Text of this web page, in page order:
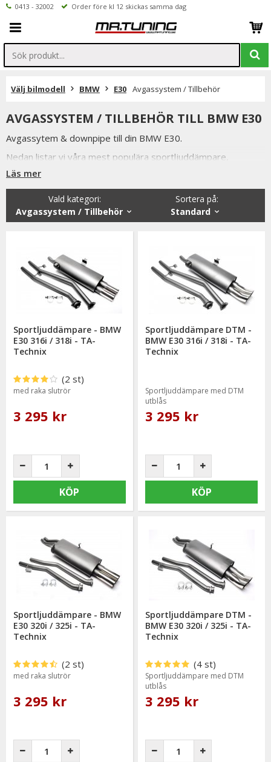
0413 - 32002 Order före kl 12 skickas samma dag
Välj bilmodell BMW E30 Avgassystem / Tillbehör
AVGASSYSTEM / TILLBEHÖR TILL BMW E30
Avgassytem & downpipe till din BMW E30.
Nedan listar vi våra mest populära sportljuddämpare,
sportavgassystem samt downpipe till BMW E30.
Vi håller alltid konkurrenskraftiga priser utan att tumma på
kvaliteten hos på produkterna & vi strävar alltid efter att
erbjuda en så god service som möjligt samt snabba
Läs mer
Sortera på:
Standard
Vald kategori:
Avgassystem / Tillbehör
Sportljuddämpare - BMW
E30 316i / 318i - TA-
Technix
(2 st)
med raka slutrör
3 295 kr
KÖP
Sportljuddämpare DTM -
BMW E30 316i / 318i - TA-
Technix
Sportljuddämpare med DTM
utblås
3 295 kr
KÖP
Sportljuddämpare - BMW
E30 320i / 325i - TA-
Technix
(2 st)
med raka slutrör
3 295 kr
Sportljuddämpare DTM -
BMW E30 320i / 325i - TA-
Technix
(4 st)
Sportljuddämpare med DTM
utblås
3 295 kr